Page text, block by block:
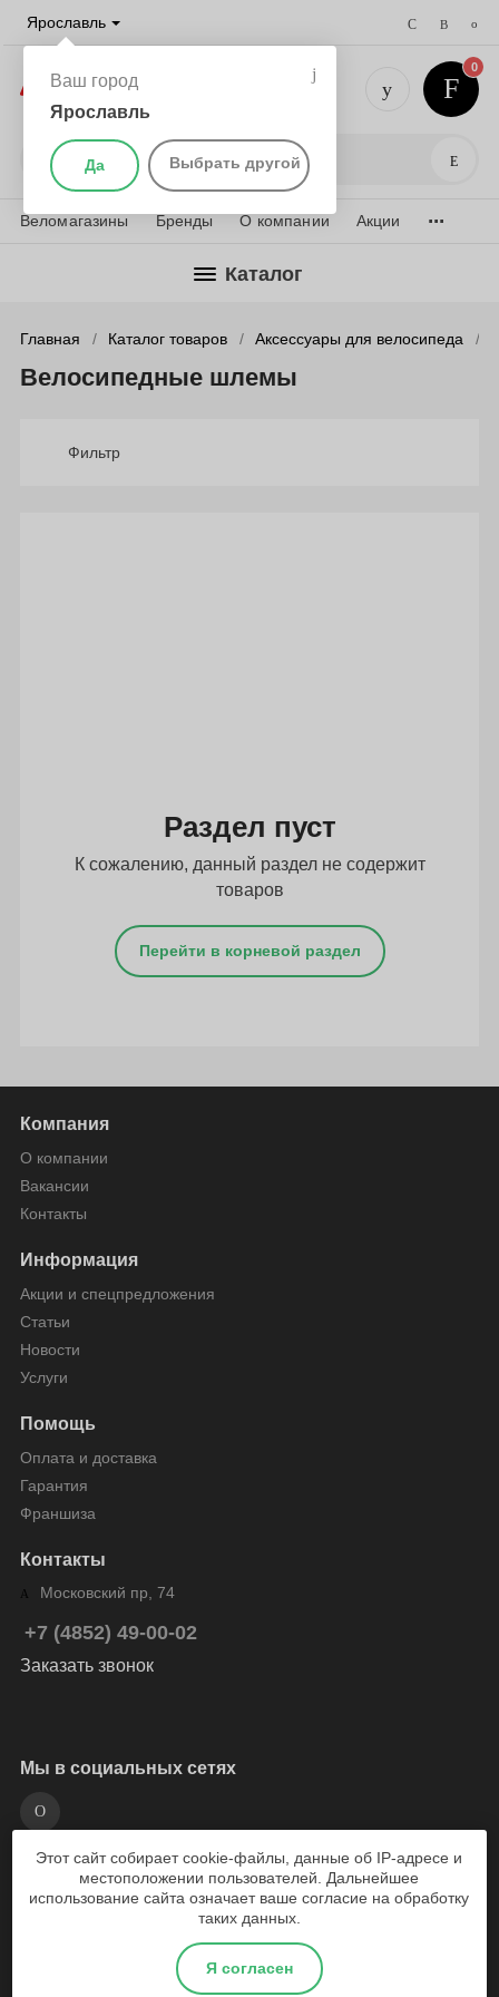
Ярославль
Ваш город
Ярославль
Да Выбрать другой Поиск
+7
0
Веломагазины Бренды О компании Акции ...
Каталог
Главная Каталог товаров Аксессуары для велосипеда
Велосипедные шлемы
Фильтр
Раздел пуст
К сожалению, данный раздел не содержит
товаров
Перейти в корневой раздел
Компания
О компании
Вакансии
Контакты
Информация
Акции и спецпредложения
Статьи
Новости
Услуги
Помощь
Оплата и доставка
Гарантия
Франшиза
Контакты
Московский пр, 74
+7 (4852) 49-00-02
Заказать звонок
Мы в социальных сетях
разработка сайта Weboil
2026 © Веломарка - магазин велосипедов Ярославль
Политика конфиденциальности
Этот сайт собирает cookie-файлы, данные об IP-адресе и
местоположении пользователей. Дальнейшее
использование сайта означает ваше согласие на обработку
таких данных.
Я согласен